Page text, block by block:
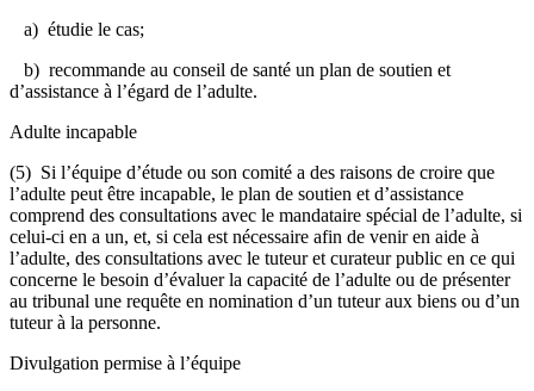
a) étudie le cas;
b) recommande au conseil de santé un plan de soutien et
d’assistance à l’égard de l’adulte.
Adulte incapable
(5) Si l’équipe d’étude ou son comité a des raisons de croire que
l’adulte peut être incapable, le plan de soutien et d’assistance
comprend des consultations avec le mandataire spécial de l’adulte, si
celui-ci en a un, et, si cela est nécessaire afin de venir en aide à
l’adulte, des consultations avec le tuteur et curateur public en ce qui
concerne le besoin d’évaluer la capacité de l’adulte ou de présenter
au tribunal une requête en nomination d’un tuteur aux biens ou d’un
tuteur à la personne.
Divulgation permise à l’équipe